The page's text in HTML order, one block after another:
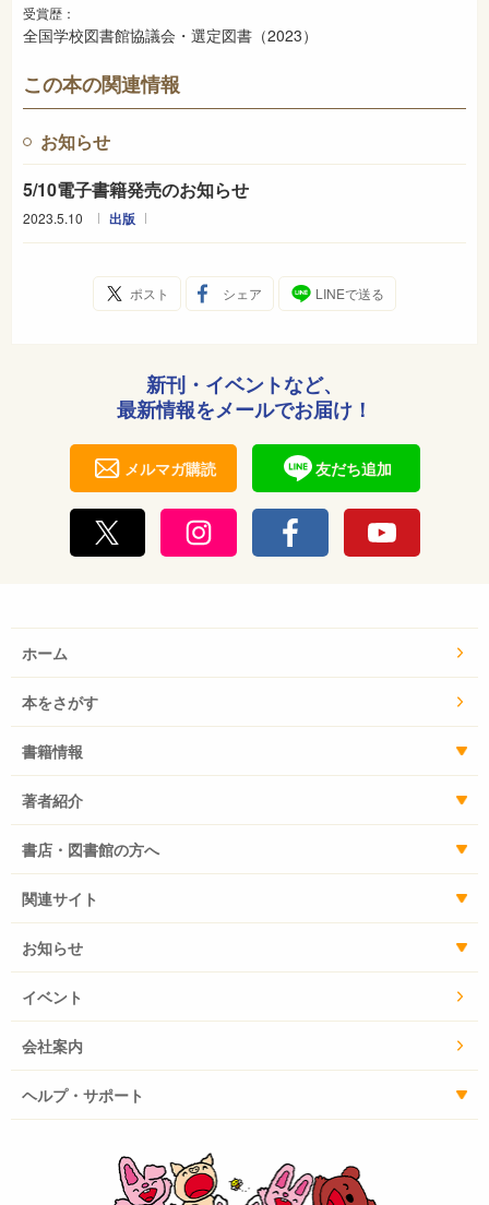
受賞歴：
全国学校図書館協議会・選定図書（2023）
この本の関連情報
お知らせ
5/10電子書籍発売のお知らせ
2023.5.10 出版
ポスト シェア LINEで送る
新刊・イベントなど、
最新情報をメールでお届け！
メルマガ購読 友だち追加
ホーム
本をさがす
書籍情報
著者紹介
書店・図書館の方へ
関連サイト
お知らせ
イベント
会社案内
ヘルプ・サポート